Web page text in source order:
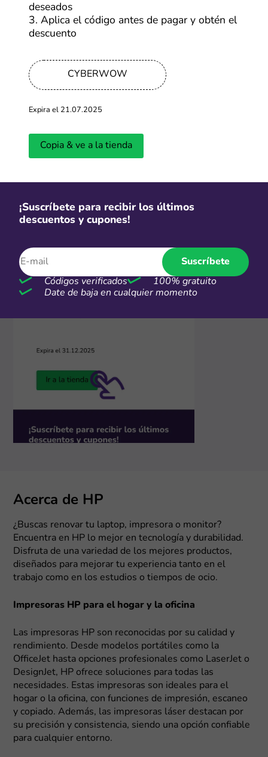
Se abrirá una ventana con mayor información de la
oferta y debes hacer clic en “Ir a la tienda”. En cuestión
de segundos, serás redirigido a la página web de HP.
tu compra para saber que tu descuento está siendo
aplicado. Con estos sencillos pasos, aprovechar al
que nunca. ¡Ahorra en grande en cada compra!
Acerca de HP
¿Buscas renovar tu laptop, impresora o monitor?
Encuentra en HP lo mejor en tecnología y durabilidad.
Disfruta de una variedad de los mejores productos,
diseñados para mejorar tu experiencia tanto en el
trabajo como en los estudios o tiempos de ocio.
Impresoras HP para el hogar y la oficina
Las impresoras HP son reconocidas por su calidad y
rendimiento. Desde modelos portátiles como la
OfficeJet hasta opciones profesionales como LaserJet o
DesignJet, HP ofrece soluciones para todas las
necesidades. Estas impresoras son ideales para el
hogar o la oficina, con funciones de impresión, escaneo
y copiado. Además, las impresoras láser destacan por
su precisión y consistencia, siendo una opción confiable
para cualquier entorno.
deseados
3. Aplica el código antes de pagar y obtén el
descuento
CYBERWOW
Expira el 21.07.2025
Copia & ve a la tienda
¡Suscríbete para recibir los últimos
descuentos y cupones!
Suscríbete
Códigos verificados
100% gratuito
Date de baja en cualquier momento